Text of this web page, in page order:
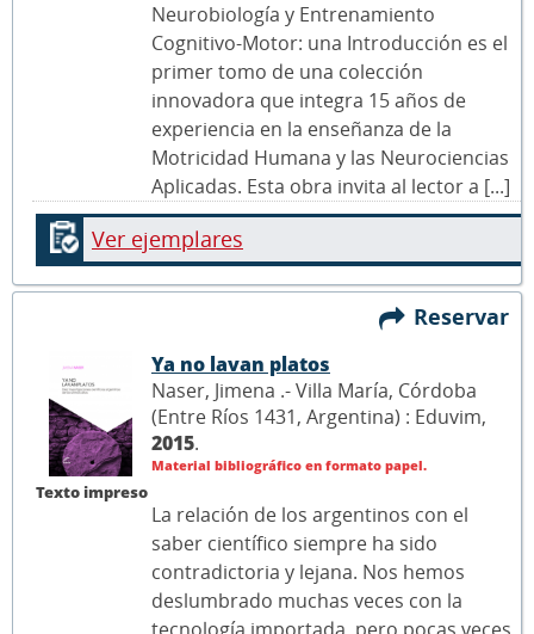
Neurobiología y Entrenamiento
Cognitivo-Motor: una Introducción es el
primer tomo de una colección
innovadora que integra 15 años de
experiencia en la enseñanza de la
Motricidad Humana y las Neurociencias
Aplicadas. Esta obra invita al lector a [...]
Ver ejemplares
Reservar
Texto impreso
Ya no lavan platos
Naser, Jimena .- Villa María, Córdoba
(Entre Ríos 1431, Argentina) : Eduvim,
2015.
Material bibliográfico en formato papel.
La relación de los argentinos con el
saber científico siempre ha sido
contradictoria y lejana. Nos hemos
deslumbrado muchas veces con la